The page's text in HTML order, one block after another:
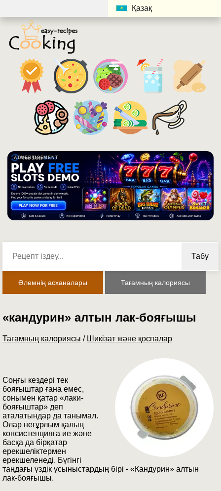
Қазақ
ADVERTISEMENT
Табу
Әлемнің асханалары Тағамның калориясы
«кандурин» алтын лак-бояғышы
Тағамның калориясы / Шикізат және қоспалар
Соңғы кездері тек
бояғыштар ғана емес,
сонымен қатар «лаки-
бояғыштар» деп
аталатындар да танымал.
Олар неғұрлым қалың
консистенцияға ие және
басқа да бірқатар
ерекшеліктермен
ерекшеленеді. Бүгінгі
таңдағы үздік ұсыныстардың бірі - «Кандурин» алтын
лак-бояғышы.